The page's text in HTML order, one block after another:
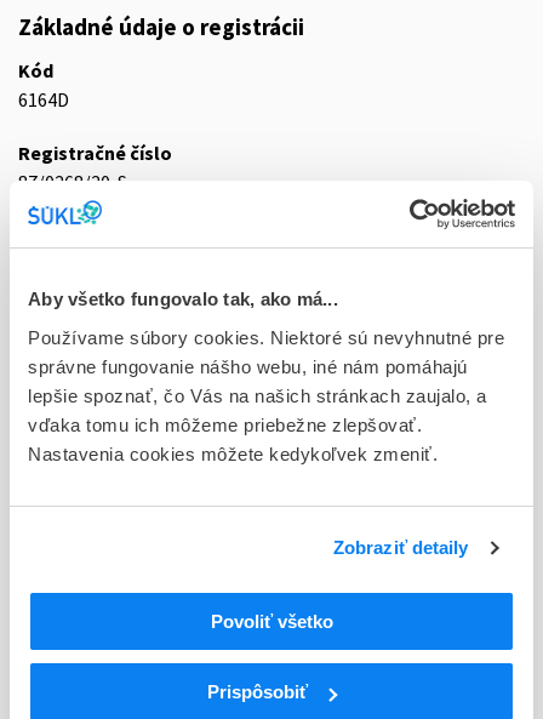
Aby všetko fungovalo tak, ako má...
Používame súbory cookies. Niektoré sú nevyhnutné pre
správne fungovanie nášho webu, iné nám pomáhajú
lepšie spoznať, čo Vás na našich stránkach zaujalo, a
vďaka tomu ich môžeme priebežne zlepšovať.
Nastavenia cookies môžete kedykoľvek zmeniť.
Zobraziť detaily
Povoliť všetko
Prispôsobiť
Základné údaje o registrácii
Kód
6164D
Registračné číslo
87/0268/20-S
príp.)
Stav
D - Registrácia bez obmedzenia platnosti
Typ registračnej procedúry
Vzájomné uznávanie (mutual recognition proc.)
Držiteľ, krajina
Indikačná skupina
Rôzne (vária)